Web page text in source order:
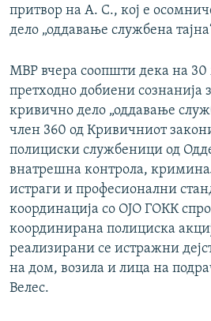
притвор на А. С., кој е
дело „оддавање службена
МВР вчера соопшти дека на 30
претходно добиени сознанија
кривично дело „оддавање
член 360 од Кривичниот
полициски службеници од
внатрешна контрола,
истраги и професионални
координација со ОЈО ГОКК
координирана полициска
реализирани се истражни
на дом, возила и лица на
Велес.